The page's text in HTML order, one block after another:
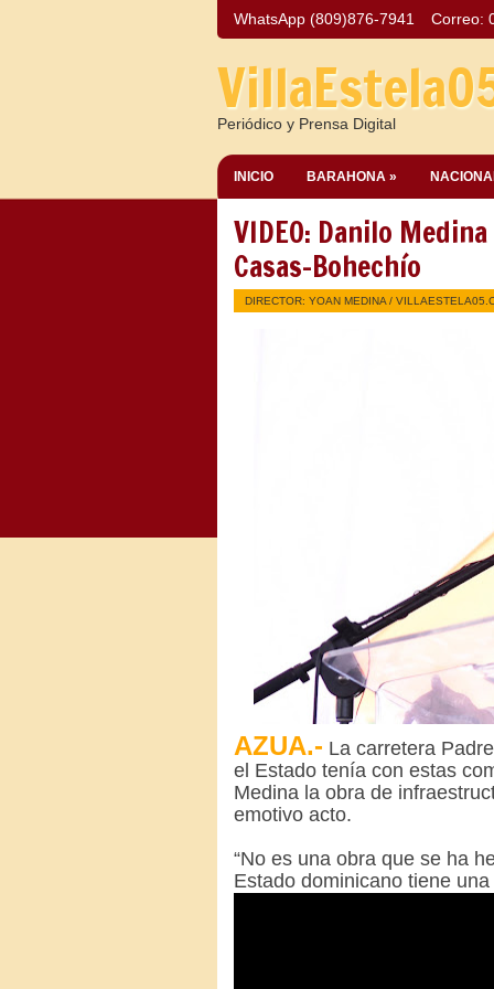
WhatsApp (809)876-7941 Correo:
Periódico y Prensa Digital
INICIO BARAHONA »
VIDEO: Danilo
Casas-Bohechío
DIRECTOR: YOAN MEDINA /
AZUA.- La carretera
el Estado tenía con estas
Medina la obra de
emotivo acto.
“No es una obra que se ha
Estado dominicano tiene